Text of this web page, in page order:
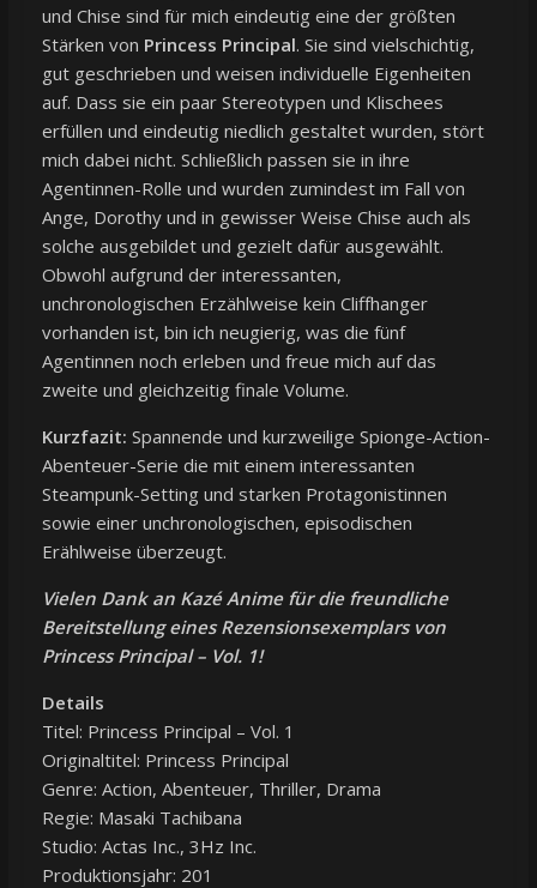
und Chise sind für mich eindeutig eine der größten
Stärken von Princess Principal. Sie sind vielschichtig,
gut geschrieben und weisen individuelle Eigenheiten
auf. Dass sie ein paar Stereotypen und Klischees
erfüllen und eindeutig niedlich gestaltet wurden, stört
mich dabei nicht. Schließlich passen sie in ihre
Agentinnen-Rolle und wurden zumindest im Fall von
Ange, Dorothy und in gewisser Weise Chise auch als
solche ausgebildet und gezielt dafür ausgewählt.
Obwohl aufgrund der interessanten,
unchronologischen Erzählweise kein Cliffhanger
vorhanden ist, bin ich neugierig, was die fünf
Agentinnen noch erleben und freue mich auf das
zweite und gleichzeitig finale Volume.
Kurzfazit: Spannende und kurzweilige Spionge-Action-
Abenteuer-Serie die mit einem interessanten
Steampunk-Setting und starken Protagonistinnen
sowie einer unchronologischen, episodischen
Erählweise überzeugt.
Vielen Dank an Kazé Anime für die freundliche
Bereitstellung eines Rezensionsexemplars von
Princess Principal – Vol. 1!
Details
Titel: Princess Principal – Vol. 1
Originaltitel: Princess Principal
Genre: Action, Abenteuer, Thriller, Drama
Regie: Masaki Tachibana
Studio: Actas Inc., 3Hz Inc.
Produktionsjahr: 201